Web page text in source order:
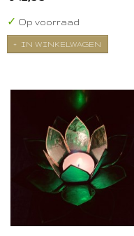
✓ Op voorraad
IN WINKELWAGEN